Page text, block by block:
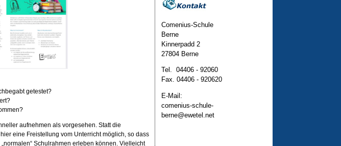
getestet?
aufnehmen als vorgesehen. Statt die
eine Freistellung vom Unterricht möglich, so dass
Schulrahmen erleben können. Vielleicht
Comenius-Schule
Berne
Kinnerpadd 2
27804 Berne
Tel. 04406 - 92060
Fax. 04406 - 920620
E-Mail:
comenius-schule-
berne@ewetel.net